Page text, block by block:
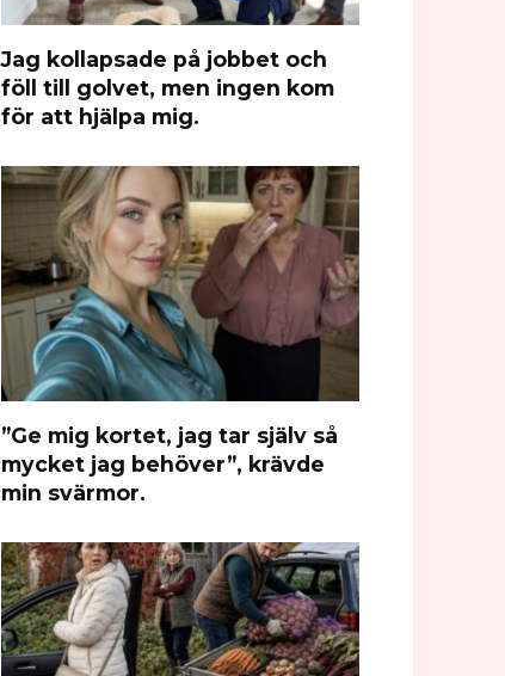
Jag kollapsade på jobbet och
föll till golvet, men ingen kom
för att hjälpa mig.
”Ge mig kortet, jag tar själv så
mycket jag behöver”, krävde
min svärmor.